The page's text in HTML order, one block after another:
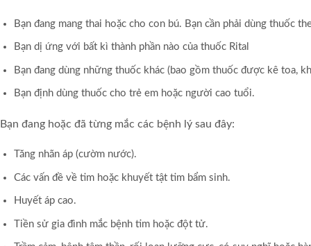
Bạn đang mang thai hoặc cho con bú. Bạn cần phải dùng thuốc
Bạn dị ứng với bất kì thành phần nào của thuốc Rital
Bạn đang dùng những thuốc khác (bao gồm thuốc được kê toa,
Bạn định dùng thuốc cho trẻ em hoặc người cao tuổi.
Bạn đang hoặc đã từng mắc các bệnh lý sau đây:
Tăng nhãn áp (cườm nước).
Các vấn đề về tim hoặc khuyết tật tim bẩm sinh.
Huyết áp cao.
Tiền sử gia đình mắc bệnh tim hoặc đột tử.